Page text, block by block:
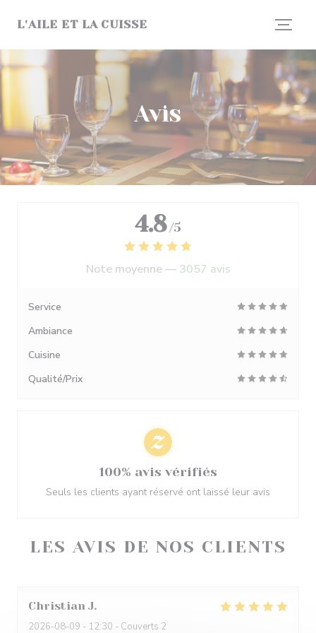
L'AILE ET LA CUISSE
Avis
LES AVIS DE NOS CLIENTS
Christian J
2026-08-09 - 12:30 - Couverts 2
4.8 /5
Note moyenne — 3057 avis
Service
Ambiance
Cuisine
Qualité/Prix
100% avis vérifiés
Seuls les clients ayant réservé ont laissé leur avis